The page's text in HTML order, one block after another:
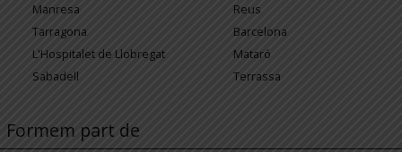
Manresa
Reus
Tarragona
Barcelona
L'Hospitalet de Llobregat
Mataró
Sabadell
Terrassa
Formem part de